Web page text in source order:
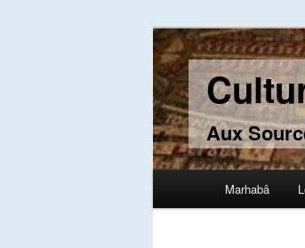
Aux
Skip to
Skip to
Marhabâ